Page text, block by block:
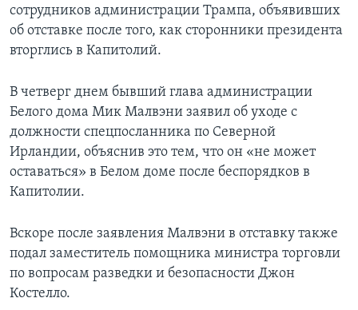
сотрудников администрации Трампа, объявивших
об отставке после того, как сторонники президента
вторглись в Капитолий.
В четверг днем бывший глава администрации
Белого дома Мик Малвэни заявил об уходе с
должности спецпосланника по Северной
Ирландии, объяснив это тем, что он «не может
оставаться» в Белом доме после беспорядков в
Капитолии.
Вскоре после заявления Малвэни в отставку также
подал заместитель помощника министра торговли
по вопросам разведки и безопасности Джон
Костелло.